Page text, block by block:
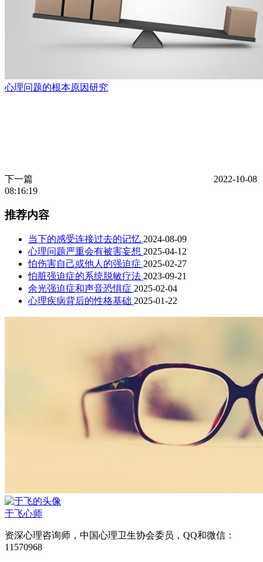
心理问题的根本原因研究
下一篇
2022-10-08
08:16:19
推荐内容
当下的感受连接过去的记忆 2024-08-09
心理问题严重会有被害妄想 2025-04-12
怕伤害自己或他人的强迫症 2025-02-27
怕脏强迫症的系统脱敏疗法 2023-09-21
余光强迫症和声音恐惧症 2025-02-04
心理疾病背后的性格基础 2025-01-22
于飞心师
资深心理咨询师，中国心理卫生协会委员，QQ和微信：
11570968